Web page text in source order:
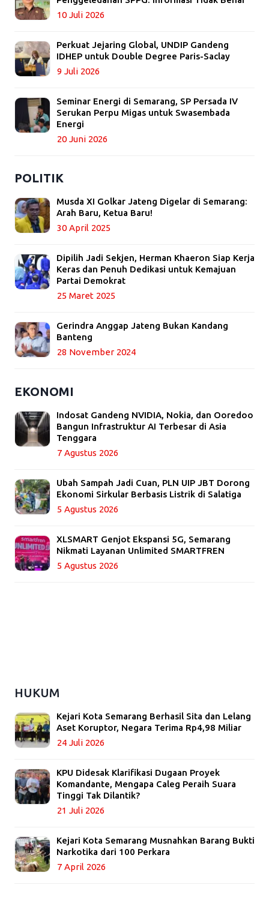
10 Juli 2026
Perkuat Jejaring Global, UNDIP Gandeng
IDHEP untuk Double Degree Paris-Saclay
9 Juli 2026
Seminar Energi di Semarang, SP Persada IV
Serukan Perpu Migas untuk Swasembada
Energi
20 Juni 2026
POLITIK
Musda XI Golkar Jateng Digelar di Semarang:
Arah Baru, Ketua Baru!
30 April 2025
Dipilih Jadi Sekjen, Herman Khaeron Siap Kerja
Keras dan Penuh Dedikasi untuk Kemajuan
Partai Demokrat
25 Maret 2025
Gerindra Anggap Jateng Bukan Kandang
Banteng
28 November 2024
EKONOMI
Indosat Gandeng NVIDIA, Nokia, dan Ooredoo
Bangun Infrastruktur AI Terbesar di Asia
Tenggara
7 Agustus 2026
Ubah Sampah Jadi Cuan, PLN UIP JBT Dorong
Ekonomi Sirkular Berbasis Listrik di Salatiga
5 Agustus 2026
XLSMART Genjot Ekspansi 5G, Semarang
Nikmati Layanan Unlimited SMARTFREN
5 Agustus 2026
HUKUM
Kejari Kota Semarang Berhasil Sita dan Lelang
Aset Koruptor, Negara Terima Rp4,98 Miliar
24 Juli 2026
KPU Didesak Klarifikasi Dugaan Proyek
Komandante, Mengapa Caleg Peraih Suara
Tinggi Tak Dilantik?
21 Juli 2026
Kejari Kota Semarang Musnahkan Barang Bukti
Narkotika dari 100 Perkara
7 April 2026